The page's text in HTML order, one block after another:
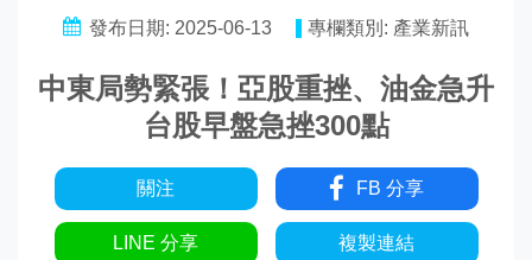
發布日期: 2025-06-13 專欄類別: 產業新訊
中東局勢緊張！亞股重挫、油金急升
台股早盤急挫300點
關注 FB 分享
LINE 分享 複製連結